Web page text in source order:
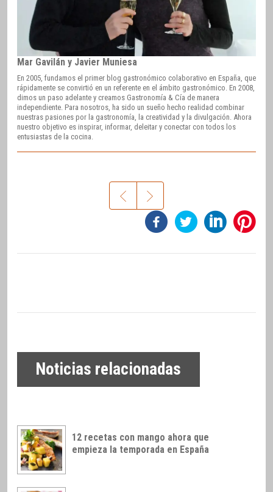
Mar Gavilán y Javier Muniesa
En 2005, fundamos el primer blog gastronómico colaborativo en España, que
rápidamente se convirtió en un referente en el ámbito gastronómico. En 2008,
dimos un paso adelante y creamos Gastronomía & Cía de manera
independiente. Para nosotros, ha sido un sueño hecho realidad combinar
nuestras pasiones por la gastronomía, la creatividad y la divulgación. Ahora
nuestro objetivo es inspirar, informar, deleitar y conectar con todos los
entusiastas de la cocina.
Noticias relacionadas
12 recetas con mango ahora que
empieza la temporada en España